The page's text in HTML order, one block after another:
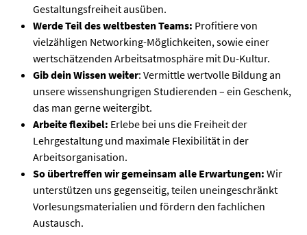
Gestaltungsfreiheit ausüben.
Werde Teil des weltbesten Teams: Profitiere von
vielzähligen Networking-Möglichkeiten, sowie einer
wertschätzenden Arbeitsatmosphäre mit Du-Kultur.
Gib dein Wissen weiter: Vermittle wertvolle Bildung an
unsere wissenshungrigen Studierenden – ein Geschenk,
das man gerne weitergibt.
Arbeite flexibel: Erlebe bei uns die Freiheit der
Lehrgestaltung und maximale Flexibilität in der
Arbeitsorganisation.
So übertreffen wir gemeinsam alle Erwartungen: Wir
unterstützen uns gegenseitig, teilen uneingeschränkt
Vorlesungsmaterialien und fördern den fachlichen
Austausch.